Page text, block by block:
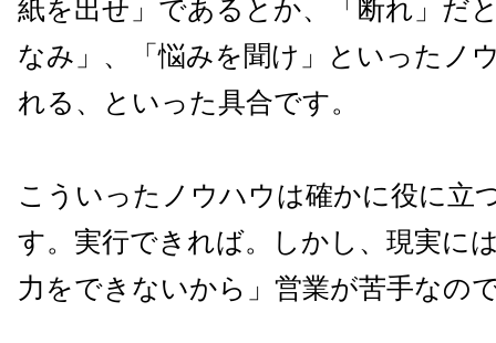
紙を出せ」であるとか、「断れ」だ
なみ」、「悩みを聞け」といったノ
れる、といった具合です。
こういったノウハウは確かに役に立
す。実行できれば。しかし、現実に
力をできないから」営業が苦手なの